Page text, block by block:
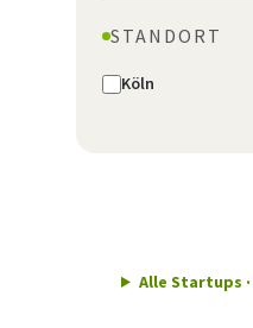
STANDORT
Köln
Alle Startups